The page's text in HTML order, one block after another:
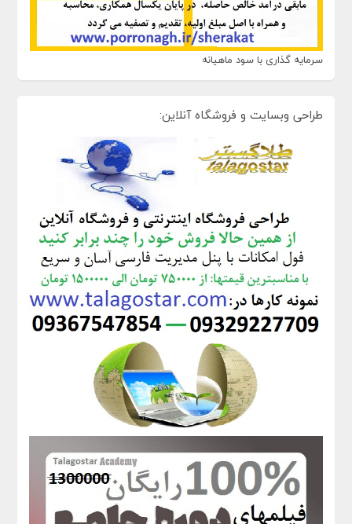
سرمایه گذاری با سود ماهیانه
طراحی وبسایت و فروشگاه آنلاین: